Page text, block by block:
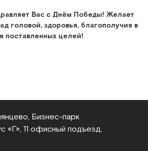
Вас с Днём Победы! Желает
головой, здоровья, благополучия в
поставленных целей!
Бизнес‑парк
«Г», 11 офисный подъезд,